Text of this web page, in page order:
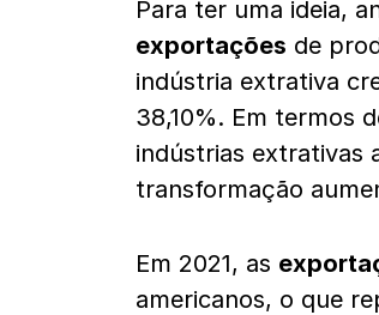
Para ter uma ideia,
exportações de
indústria extrativa
38,10%. Em termos
indústrias extrativas
transformação
Em 2021, as
americanos, o que